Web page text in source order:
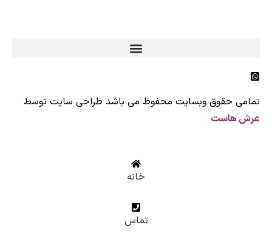
حقوق وبسایت محفوظ می باشد طراحی سایت توسط
هاست